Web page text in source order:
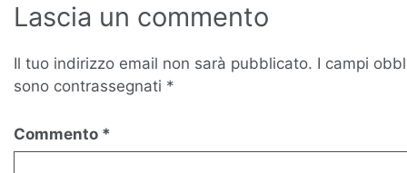
Lascia un commento
Il tuo indirizzo email non sarà pubblicato. I campi
sono contrassegnati *
Commento *